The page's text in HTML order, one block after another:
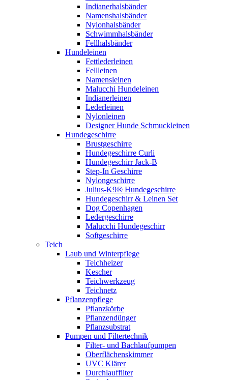
Indianerhalsbänder
Namenshalsbänder
Nylonhalsbänder
Schwimmhalsbänder
Fellhalsbänder
Hundeleinen
Fettlederleinen
Fellleinen
Namensleinen
Malucchi Hundeleinen
Indianerleinen
Lederleinen
Nylonleinen
Designer Hunde Schmuckleinen
Hundegeschirre
Brustgeschirre
Hundegeschirre Curli
Hundegeschirr Jack-B
Step-In Geschirre
Nylongeschirre
Julius-K9® Hundegeschirre
Hundegeschirr & Leinen Set
Dog Copenhagen
Ledergeschirre
Malucchi Hundegeschirr
Softgeschirre
Teich
Laub und Winterpflege
Teichheizer
Kescher
Teichwerkzeug
Teichnetz
Pflanzenpflege
Pflanzkörbe
Pflanzendünger
Pflanzsubstrat
Pumpen und Filtertechnik
Filter- und Bachlaufpumpen
Oberflächenskimmer
UVC Klärer
Durchlauffilter